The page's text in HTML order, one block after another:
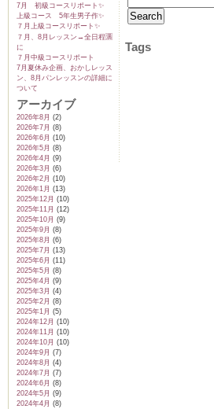
7月 初級コースリポート✨️
上級コース 5年生男子作✨️
７月上級コースリポート✨️
７月、8月レッスン→全日程🈵
に
７月中級コースリポート
7月夏休み企画、おかしレッス
ン、8月パンレッスンの詳細に
ついて
アーカイブ
2026年8月 (2)
2026年7月 (8)
2026年6月 (10)
2026年5月 (8)
2026年4月 (9)
2026年3月 (6)
2026年2月 (10)
2026年1月 (13)
2025年12月 (10)
2025年11月 (12)
2025年10月 (9)
2025年9月 (8)
2025年8月 (6)
2025年7月 (13)
2025年6月 (11)
2025年5月 (8)
2025年4月 (9)
2025年3月 (4)
2025年2月 (8)
2025年1月 (5)
2024年12月 (10)
2024年11月 (10)
2024年10月 (10)
2024年9月 (7)
2024年8月 (4)
2024年7月 (7)
2024年6月 (8)
2024年5月 (9)
2024年4月 (8)
Tags